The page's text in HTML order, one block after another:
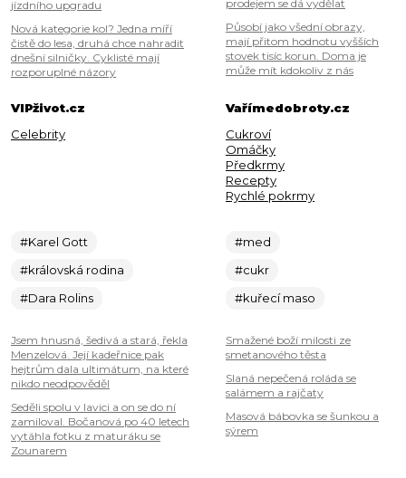
jízdního upgradu
Nová kategorie kol? Jedna míří
čistě do lesa, druhá chce nahradit
dnešní silničky. Cyklisté mají
rozporuplné názory
prodejem se dá vydělat
Působí jako všední obrazy,
mají přitom hodnotu vyšších
stovek tisíc korun. Doma je
může mít kdokoliv z nás
VIPživot.cz
Celebrity
#Karel Gott
#královská rodina
#Dara Rolins
Jsem hnusná, šedivá a stará, řekla
Menzelová. Její kadeřnice pak
hejtrům dala ultimátum, na které
nikdo neodpověděl
Seděli spolu v lavici a on se do ní
zamiloval. Bočanová po 40 letech
vytáhla fotku z maturáku se
Zounarem
Vařímedobroty.cz
Cukroví
Omáčky
Předkrmy
Recepty
Rychlé pokrmy
#med
#cukr
#kuřecí maso
Smažené boží milosti ze
smetanového těsta
Slaná nepečená roláda se
salámem a rajčaty
Masová bábovka se šunkou a
sýrem